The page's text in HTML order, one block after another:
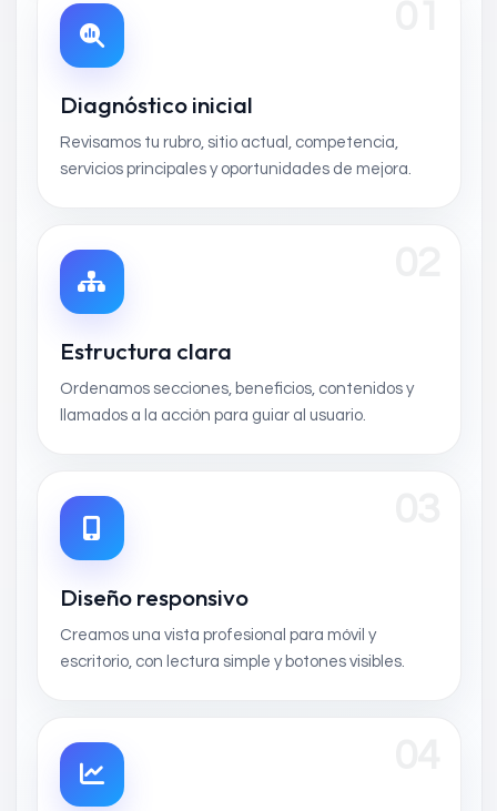
Diagnóstico inicial
Revisamos tu rubro, sitio actual, competencia,
servicios principales y oportunidades de mejora.
Estructura clara
Ordenamos secciones, beneficios, contenidos y
llamados a la acción para guiar al usuario.
Diseño responsivo
Creamos una vista profesional para móvil y
escritorio, con lectura simple y botones visibles.